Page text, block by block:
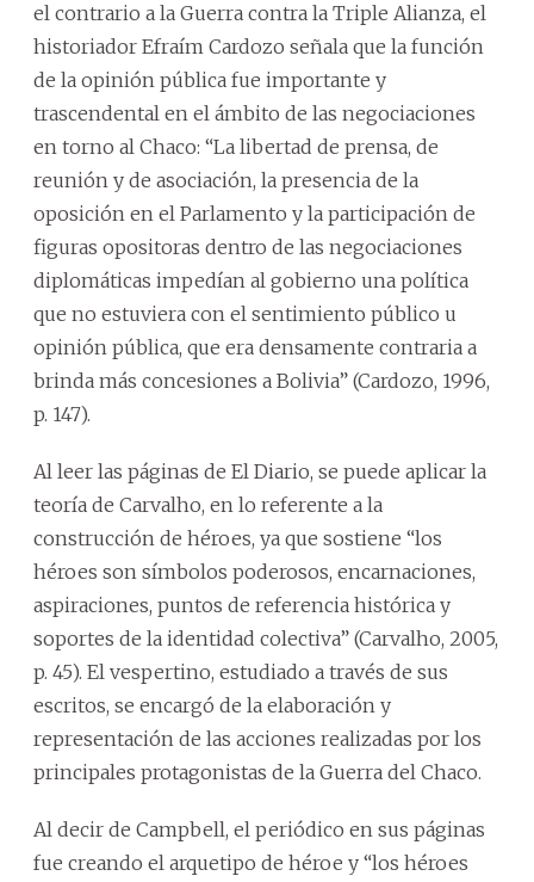
el contrario a la Guerra contra la Triple Alianza, el
historiador Efraím Cardozo señala que la función
de la opinión pública fue importante y
trascendental en el ámbito de las negociaciones
en torno al Chaco: “La libertad de prensa, de
reunión y de asociación, la presencia de la
oposición en el Parlamento y la participación de
figuras opositoras dentro de las negociaciones
diplomáticas impedían al gobierno una política
que no estuviera con el sentimiento público u
opinión pública, que era densamente contraria a
brinda más concesiones a Bolivia” (Cardozo, 1996,
p. 147).
Al leer las páginas de El Diario, se puede aplicar la
teoría de Carvalho, en lo referente a la
construcción de héroes, ya que sostiene “los
héroes son símbolos poderosos, encarnaciones,
aspiraciones, puntos de referencia histórica y
soportes de la identidad colectiva” (Carvalho, 2005,
p. 45). El vespertino, estudiado a través de sus
escritos, se encargó de la elaboración y
representación de las acciones realizadas por los
principales protagonistas de la Guerra del Chaco.
Al decir de Campbell, el periódico en sus páginas
fue creando el arquetipo de héroe y “los héroes